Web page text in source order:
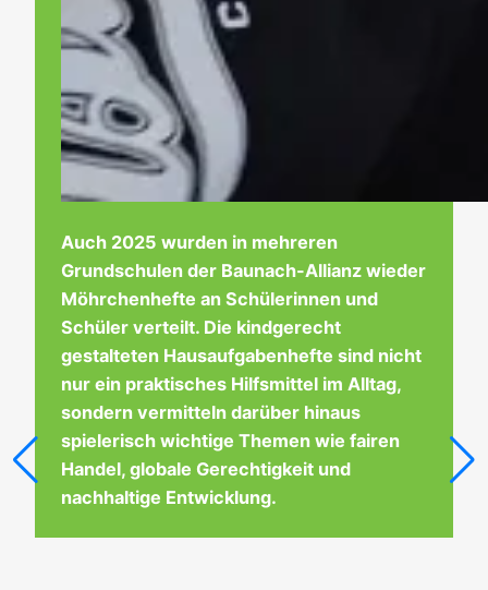
Auch 2025 wurden in mehreren
Grundschulen der Baunach-Allianz wieder
Möhrchenhefte an Schülerinnen und
Schüler verteilt. Die kindgerecht
gestalteten Hausaufgabenhefte sind nicht
nur ein praktisches Hilfsmittel im Alltag,
sondern vermitteln darüber hinaus
spielerisch wichtige Themen wie fairen
Handel, globale Gerechtigkeit und
nachhaltige Entwicklung.